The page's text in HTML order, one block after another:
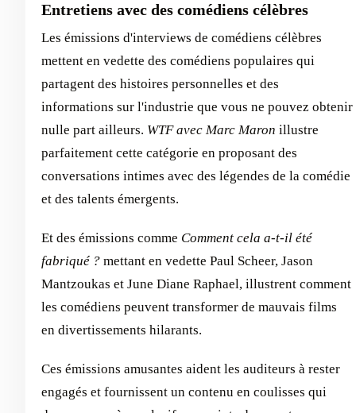
Entretiens avec des comédiens célèbres
Les émissions d'interviews de comédiens célèbres
mettent en vedette des comédiens populaires qui
partagent des histoires personnelles et des
informations sur l'industrie que vous ne pouvez obtenir
nulle part ailleurs. WTF avec Marc Maron illustre
parfaitement cette catégorie en proposant des
conversations intimes avec des légendes de la comédie
et des talents émergents.
Et des émissions comme Comment cela a-t-il été
fabriqué ? mettant en vedette Paul Scheer, Jason
Mantzoukas et June Diane Raphael, illustrent comment
les comédiens peuvent transformer de mauvais films
en divertissements hilarants.
Ces émissions amusantes aident les auditeurs à rester
engagés et fournissent un contenu en coulisses qui